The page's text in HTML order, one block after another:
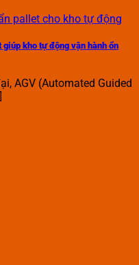
kho tự động vận hành ổn
AGV (Automated Guided